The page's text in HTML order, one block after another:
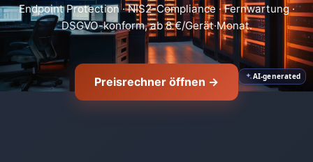
AI-generated
Endpoint Protection · NIS2-Compliance · Fernwartung ·
DSGVO-konform, ab 8 €/Gerät·Monat.
Preisrechner öffnen →